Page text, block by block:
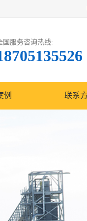
国服务咨询热线:
例 联系